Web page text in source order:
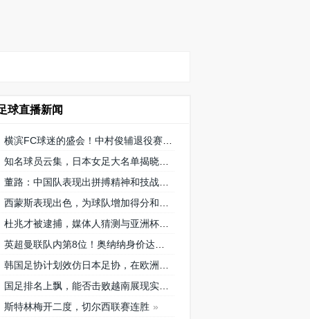
球直播新闻
横滨FC球迷的盛会！中村俊辅退役赛将在三泽球场再次相聚
知名球员云集，日本女足大名单揭晓
董路：中国队表现出拼搏精神和技战术水平，为国内青训鼓舞
西蒙斯表现出色，为球队增加得分和创造机会！
杜兆才被逮捕，媒体人猜测与亚洲杯搞黄的关系引发广泛讨论
英超曼联队内第8位！奥纳纳身价达到4000万欧元，成为喀麦隆最贵门将
韩国足协计划效仿日本足协，在欧洲设立办公室观察旅欧球员的身体情况
国足排名上飘，能否击败越南展现实力？
斯特林梅开二度，切尔西联赛连胜